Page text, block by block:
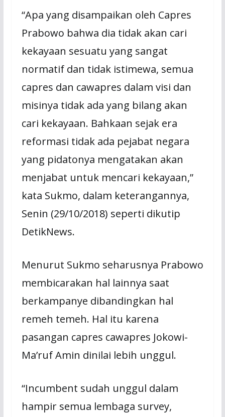
“Apa yang disampaikan oleh Capres
Prabowo bahwa dia tidak akan cari
kekayaan sesuatu yang sangat
normatif dan tidak istimewa, semua
capres dan cawapres dalam visi dan
misinya tidak ada yang bilang akan
cari kekayaan. Bahkaan sejak era
reformasi tidak ada pejabat negara
yang pidatonya mengatakan akan
menjabat untuk mencari kekayaan,”
kata Sukmo, dalam keterangannya,
Senin (29/10/2018) seperti dikutip
DetikNews.
Menurut Sukmo seharusnya Prabowo
membicarakan hal lainnya saat
berkampanye dibandingkan hal
remeh temeh. Hal itu karena
pasangan capres cawapres Jokowi-
Ma’ruf Amin dinilai lebih unggul.
“Incumbent sudah unggul dalam
hampir semua lembaga survey,